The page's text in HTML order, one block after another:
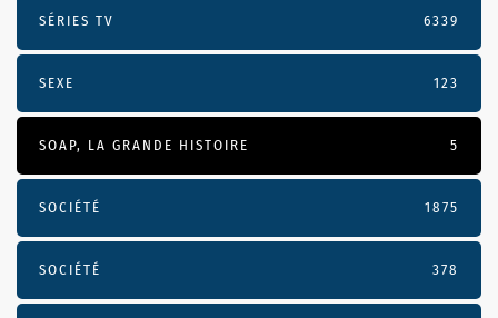
SÉRIES TV 6339
SEXE 123
SOAP, LA GRANDE HISTOIRE 5
SOCIÉTÉ 1875
SOCIÉTÉ 378